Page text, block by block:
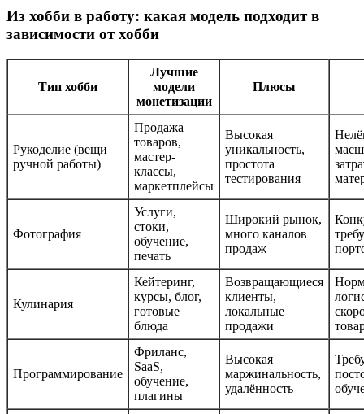
Из хобби в работу: какая модель подходит в
зависимости от хобби
Тип хобби
Лучшие
модели
монетизации
Плюсы
Рукоделие (вещи
ручной работы)
Продажа
товаров,
мастер-
классы,
маркетплейсы
Высокая
уникальность,
простота
тестирования
Фотография
Услуги,
стоки,
обучение,
печать
Широкий рынок,
много каналов
продаж
Кулинария
Кейтеринг,
курсы, блог,
готовые
блюда
Возвращающиеся
клиенты,
локальные
продажи
Программирование
Фриланс,
SaaS,
обучение,
плагины
Высокая
маржинальность,
удалённость